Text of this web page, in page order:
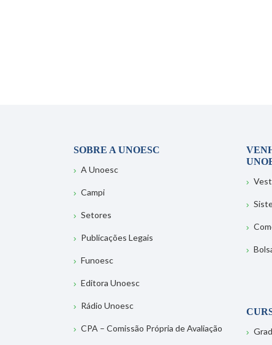
SOBRE A UNOESC
A Unoesc
Campi
Setores
Publicações Legais
Funoesc
Editora Unoesc
Rádio Unoesc
CPA – Comissão Própria de Avaliação